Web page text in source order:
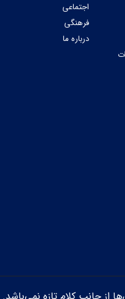
اجتماعی
فرهنگی
درباره ما